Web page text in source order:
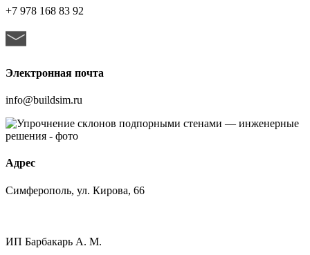
+7 978 168 83 92
Электронная почта
info@buildsim.ru
Адрес
Симферополь, ул. Кирова, 66
ИП Барбакарь А. М.